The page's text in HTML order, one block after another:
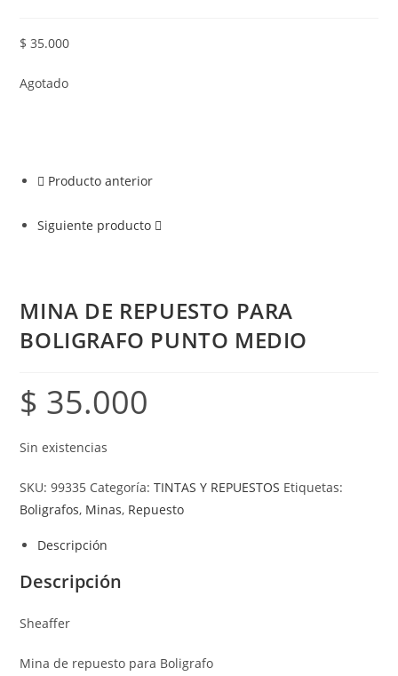
$ 35.000
Agotado
Producto anterior
Siguiente producto
MINA DE REPUESTO PARA
BOLIGRAFO PUNTO MEDIO
$ 35.000
Sin existencias
SKU:99335 Categoría:TINTAS Y REPUESTOS Etiquetas:
Boligrafos, Minas, Repuesto
Descripción
Descripción
Sheaffer
Mina de repuesto para Boligrafo